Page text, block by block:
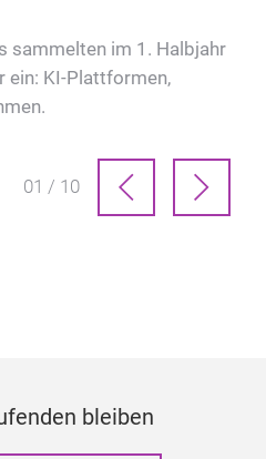
sammelten im 1. Halbjahr
ein: KI-Plattformen,
01 / 10
bleiben